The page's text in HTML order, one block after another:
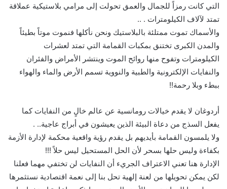
التي كانت رمزاً للجمال والعمق تحولت إلى مرامي بلاستيكية عملاقة
تمتد لآلاف الكيلومترات . ..
والأسماك تموت ممتلئة بالبلاستيك ونحن نأكلها فنموت موتاً بطيئاً
والمدن الكبرى تختنق بمكبات القمامة التي تمتد لعشرات
الكيلومترات وتفوح منها روائح الموت وينتشر الأمراض والفئران
والنفايات الإلكترونية والطبية والنووية تسمم الأرض والماء والهواء
ببطء وبلا رحمة!!
أردوغان لا يقدم خيالات رومانسية عن عالم خالٍ من النفايات كما
يفعل السذج من دعاة البيئة الذين يعيشون في أبراج عاجية.. .
ولا يلمسون القمامة بأيديهم بل يقدم رؤية واقعية محكمة لإدارة الأزمة
بكفاءة وليس حلها بسحر لأن الحل المستحيل ليس حلاً !!!
الإدارة هنا تعني الاعتراف الجريء أن النفايات لن تختفي مهما فعلنا
لكن يمكن تحويلها من لعنة إلهية تحل بنا إلى نعمة اقتصادية نستثمرها